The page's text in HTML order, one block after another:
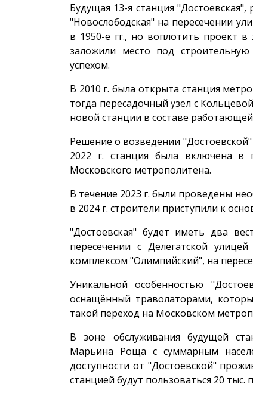
Будущая 13-я станция
"Новослободская" на пересечении
в 1950-е гг., но воплотить проект
заложили место под
успехом.
В 2010 г. была открыта станция
тогда пересадочный узел с
новой станции в составе
Решение о возведении
2022 г. станция была включена в
Московского метрополитена.
В течение 2023 г. были проведены
в 2024 г. строители приступили к
"Достоевская" будет иметь два
пересечении с Делегатской
комплексом "Олимпийский", на
Уникальной особенностью
оснащённый траволаторами,
такой переход на Московском
В зоне обслуживания будущей
Марьина Роща с суммарным
доступности от "Достоевской"
станцией будут пользоваться 20